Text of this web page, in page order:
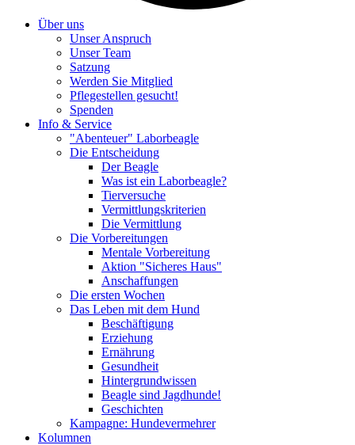
Über uns
Unser Anspruch
Unser Team
Satzung
Werden Sie Mitglied
Pflegestellen gesucht!
Spenden
Info & Service
"Abenteuer" Laborbeagle
Die Entscheidung
Der Beagle
Was ist ein Laborbeagle?
Tierversuche
Vermittlungskriterien
Die Vermittlung
Die Vorbereitungen
Mentale Vorbereitung
Aktion "Sicheres Haus"
Anschaffungen
Die ersten Wochen
Das Leben mit dem Hund
Beschäftigung
Erziehung
Ernährung
Gesundheit
Hintergrundwissen
Beagle sind Jagdhunde!
Geschichten
Kampagne: Hundevermehrer
Kolumnen